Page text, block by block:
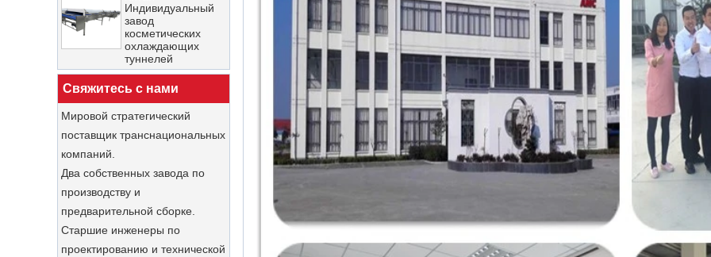
производства
мягкого
мороженого
Китай
Автоматический
новый 250л/500л
станок для
шаровой
фабрика
охлаждающих
глазирования
пищевых
косметических
охлаждающих
туннелей
Китайская машина
для глазирования
шоколада для
покрытия печенья
на фабрике
China Stainless
Steel Pot Automatic
jgnc6d
Китай
индивидуальный
новейший
автоматический
туннель для
Свяжитесь с нами
Мировой стратегический
поставщик транснациональных
компаний.
Два собственных завода по
производству и
предварительной сборке.
Старшие инженеры по
проектированию и технической